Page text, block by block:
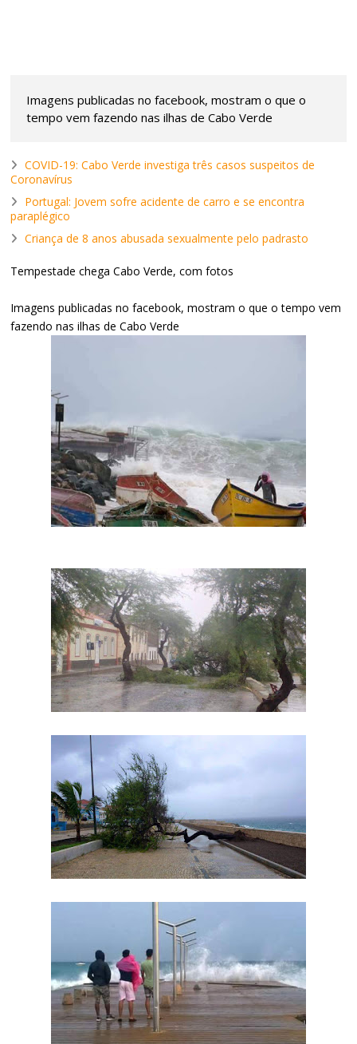
Imagens publicadas no facebook, mostram o que o
tempo vem fazendo nas ilhas de Cabo Verde
COVID-19: Cabo Verde investiga três casos suspeitos de
Coronavírus
Portugal: Jovem sofre acidente de carro e se encontra
paraplégico
Criança de 8 anos abusada sexualmente pelo padrasto
Tempestade chega Cabo Verde, com fotos
Imagens publicadas no facebook, mostram o que o tempo vem
fazendo nas ilhas de Cabo Verde